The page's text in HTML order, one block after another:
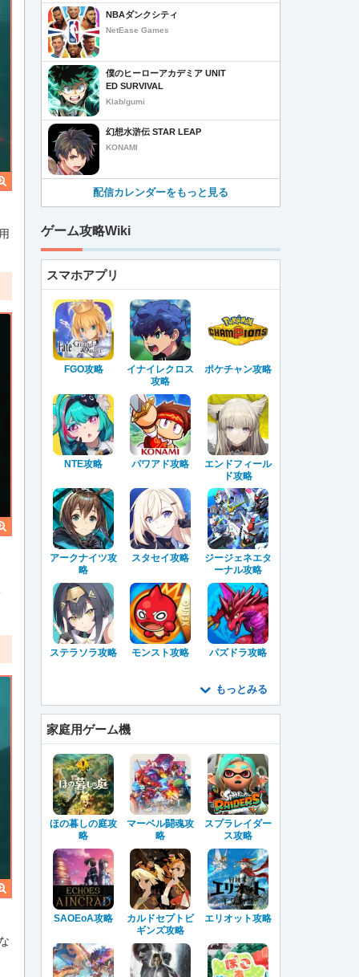
NBAダンクシティ
NetEase Games
僕のヒーローアカデミア UNIT
ED SURVIVAL
Klab/gumi
幻想水滸伝 STAR LEAP
KONAMI
配信カレンダーをもっと見る
ゲーム攻略Wiki
スマホアプリ
FGO攻略
イナイレクロス
攻略
ポケチャン攻略
NTE攻略 パワアド攻略
エンドフィール
ド攻略
アークナイツ攻
略
スタセイ攻略
ジージェネエタ
ーナル攻略
ステラソラ攻略 モンスト攻略 パズドラ攻略
もっとみる
家庭用ゲーム機
ほの暮しの庭攻
略
マーベル闘魂攻
略
スプラレイダー
ス攻略
SAOEoA攻略
カルドセプトビ
ギンズ攻略
エリオット攻略